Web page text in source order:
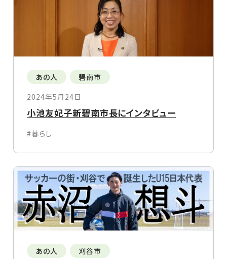
あの人
碧南市
2024年5月24日
小池友妃子新碧南市長にインタビュー
#暮らし
あの人
刈谷市